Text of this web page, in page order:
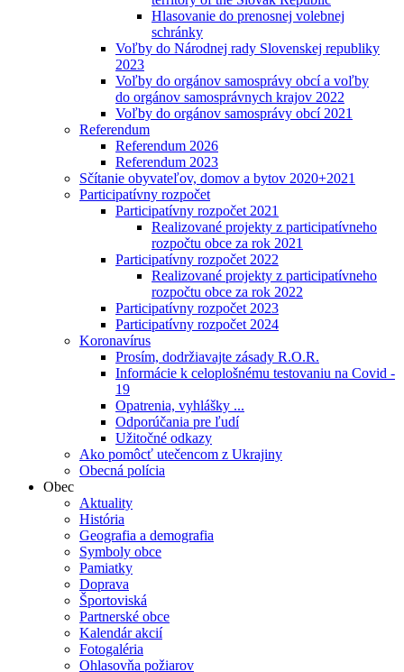
Hlasovanie do prenosnej volebnej
schránky
Voľby do Národnej rady Slovenskej republiky
2023
Voľby do orgánov samosprávy obcí a voľby
do orgánov samosprávnych krajov 2022
Voľby do orgánov samosprávy obcí 2021
Referendum
Referendum 2026
Referendum 2023
Sčítanie obyvateľov, domov a bytov 2020+2021
Participatívny rozpočet
Participatívny rozpočet 2021
Realizované projekty z participatívneho
rozpočtu obce za rok 2021
Participatívny rozpočet 2022
Realizované projekty z participatívneho
rozpočtu obce za rok 2022
Participatívny rozpočet 2023
Participatívny rozpočet 2024
Koronavírus
Prosím, dodržiavajte zásady R.O.R.
Informácie k celoplošnému testovaniu na Covid -
19
Opatrenia, vyhlášky ...
Odporúčania pre ľudí
Užitočné odkazy
Ako pomôcť utečencom z Ukrajiny
Obecná polícia
Obec
Aktuality
História
Geografia a demografia
Symboly obce
Pamiatky
Doprava
Športoviská
Partnerské obce
Kalendár akcií
Fotogaléria
Ohlasovňa požiarov